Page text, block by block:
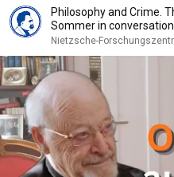
Philosophy and Crime.
Sommer in conversation
Nietzsche-